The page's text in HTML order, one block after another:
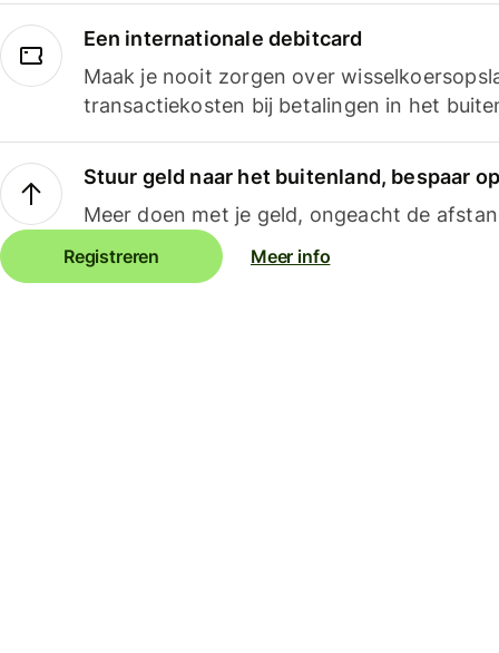
Een internationale debitcard
Maak je nooit zorgen over
transactiekosten bij betalingen in het
Stuur geld naar het buitenland, bespaar
Meer doen met je geld, ongeacht de
Registreren Meer info